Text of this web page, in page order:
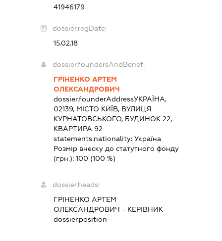
41946179
dossier.regDate:
15.02.18
dossier.foundersAndBenef:
ГРІНЕНКО АРТЕМ
ОЛЕКСАНДРОВИЧ
dossier.founderAddressУКРАЇНА,
02139, МІСТО КИЇВ, ВУЛИЦЯ
КУРНАТОВСЬКОГО, БУДИНОК 22,
КВАРТИРА 92
statements.nationality:Україна
Розмір внеску до статутного фонду
(грн.):100 (100 %)
dossier.heads:
ГРІНЕНКО АРТЕМ
ОЛЕКСАНДРОВИЧ - КЕРІВНИК
dossier.position -